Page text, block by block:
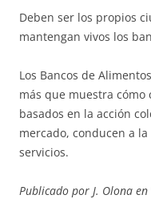
Deben ser los propios
mantengan vivos los
Los Bancos de
más que muestra
basados en la acción
mercado, conducen a
servicios.
Publicado por J. Olona